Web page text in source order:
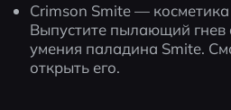
Crimson Smite —
Выпустите пылающий гнев
умения паладина Smite.
открыть его.